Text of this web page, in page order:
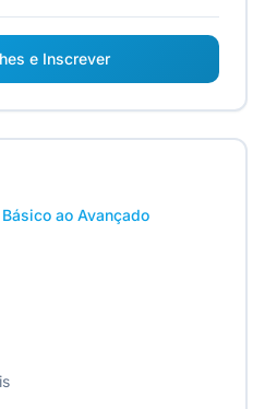
e Inscrever
ao Avançado